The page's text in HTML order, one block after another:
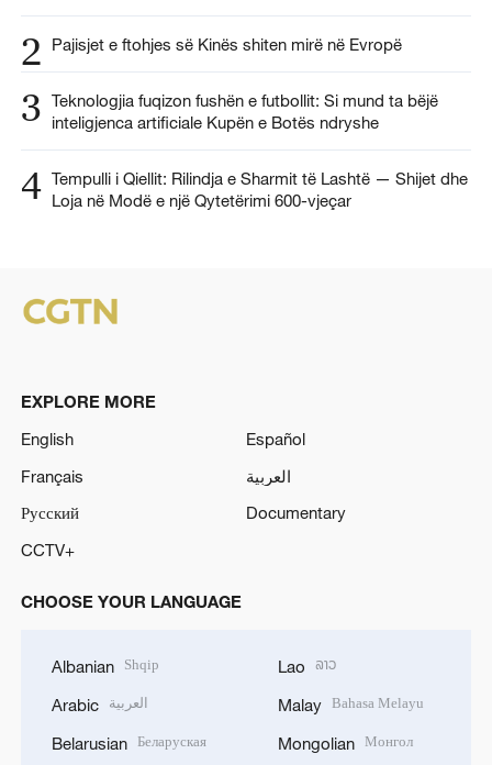
2 Pajisjet e ftohjes së Kinës shiten mirë në Evropë
3 Teknologjia fuqizon fushën e futbollit: Si mund ta bëjë
inteligjenca artificiale Kupën e Botës ndryshe
4 Tempulli i Qiellit: Rilindja e Sharmit të Lashtë — Shijet dhe
Loja në Modë e një Qytetërimi 600-vjeçar
EXPLORE MORE
English
Español
Français
العربية
Русский
Documentary
CCTV+
CHOOSE YOUR LANGUAGE
Albanian Shqip
Arabic العربية
Belarusian Беларуская
Lao ລາວ
Malay Bahasa Melayu
Mongolian Монгол